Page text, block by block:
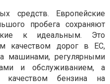
средств. Европейские
пробега сохраняют
к идеальным. Это
качеством дорог в ЕС,
машинами, регулярными
и обслуживанием, а
бензина на